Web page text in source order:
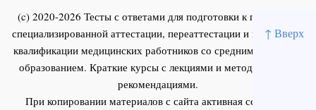
↑ Вверх
(c) 2020-2026 Тесты с ответами для подготовки к первичной
специализированной аттестации, переаттестации и повышения
квалификации медицинских работников со средним и высшим
образованием. Краткие курсы с лекциями и методическими
рекомендациями.
При копировании материалов с сайта активная ссылка на